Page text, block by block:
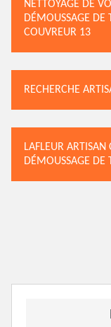
NETTOYAGE DE
DÉMOUSSAGE DE
COUVREUR 13
RECHERCHE
LAFLEUR
DÉMOUSSAGE DE